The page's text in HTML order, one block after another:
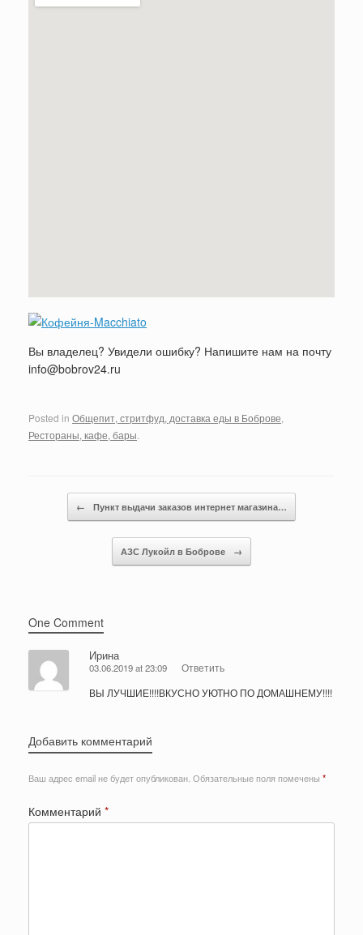
Вы владелец? Увидели ошибку? Напишите нам на почту
info@bobrov24.ru
Posted in Общепит, стритфуд, доставка еды в Боброве
Рестораны, кафе, бары
Post navigation
← Пункт выдачи заказов интернет магазина…
АЗС Лукойл в Боброве →
One Comment
Ирина
03.06.2019 at 23:09 Ответить
ВЫ ЛУЧШИЕ!!!!ВКУСНО УЮТНО ПО ДОМАШНЕМУ!!!!
Добавить комментарий
Ваш адрес email не будет опубликован. Обязательные поля помечены *
Комментарий *